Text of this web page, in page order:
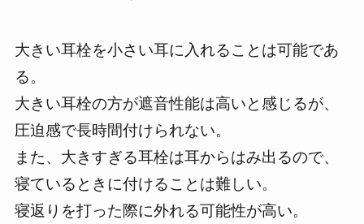
大きい耳栓を小さい耳に入れることは可能であ
る。
大きい耳栓の方が遮音性能は高いと感じるが、
圧迫感で長時間付けられない。
また、 大きすぎる耳栓は耳からはみ出るので、
寝ているときに付けることは難しい。
寝返りを打った際に外れる可能性が高い。